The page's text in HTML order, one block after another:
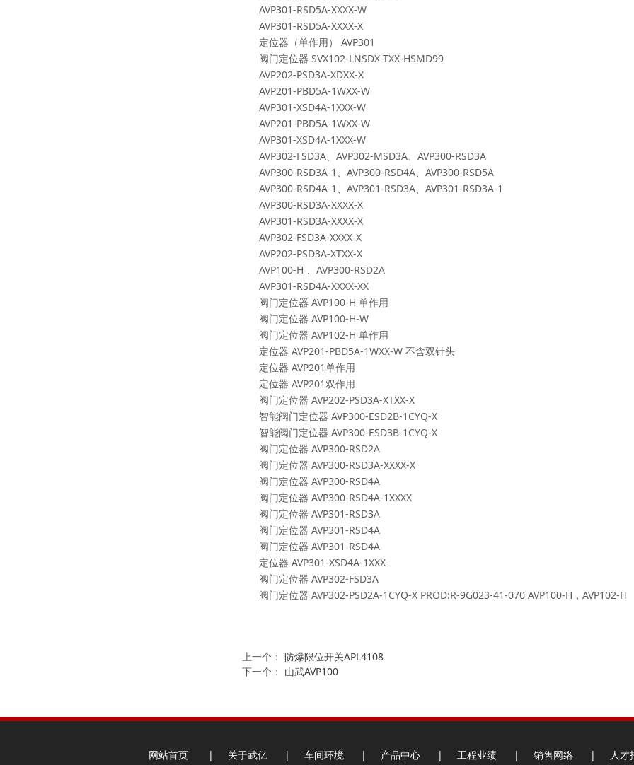
AVP301-RSD5A-XXXX-W
AVP301-RSD5A-XXXX-X
定位器（单作用）
AVP301
阀门定位器 SVX102-LNSDX-TXX-HSMD99
AVP202-PSD3A-XDXX-X
AVP201-PBD5A-1WXX-W
AVP301-XSD4A-1XXX-W
AVP201-PBD5A-1WXX-W
AVP301-XSD4A-1XXX-W
AVP302-FSD3A、 AVP302-MSD3A、 AVP300-RSD3A
AVP300-RSD3A-1 、 AVP300-RSD4A、 AVP300-RSD5A
AVP300-RSD4A-1 、 AVP301-RSD3A、 AVP301-RSD3A-1
AVP300-RSD3A-XXXX-X
AVP301-RSD3A-XXXX-X
AVP302-FSD3A-XXXX-X
AVP202-PSD3A-XTXX-X
AVP100-H 、 AVP300-RSD2A
AVP301-RSD4A-XXXX-XX
阀门定位器 AVP100-H 单作用
阀门定位器 AVP100-H-W
阀门定位器 AVP102-H 单作用
定位器 AVP201-PBD5A-1WXX-W 不含双针头
定位器 AVP201单作用
定位器 AVP201双作用
阀门定位器 AVP202-PSD3A-XTXX-X
智能阀门定位器 AVP300-ESD2B-1CYQ-X
智能阀门定位器 AVP300-ESD3B-1CYQ-X
阀门定位器 AVP300-RSD2A
阀门定位器 AVP300-RSD3A-XXXX-X
阀门定位器 AVP300-RSD4A
阀门定位器 AVP300-RSD4A-1XXXX
阀门定位器 AVP301-RSD3A
阀门定位器 AVP301-RSD4A
阀门定位器 AVP301-RSD4A
定位器 AVP301-XSD4A-1XXX
阀门定位器 AVP302-FSD3A
阀门定位器 AVP302-PSD2A-1CYQ-X PROD:R-9G023-41-070 AVP100-H ， AVP102-H
上一个： 防爆限位开关APL4108
下一个： 山武AVP100
网站首页 | 关于武亿 | 车间环境 | 产品中心 | 工程业绩 | 销售网络 | 人才